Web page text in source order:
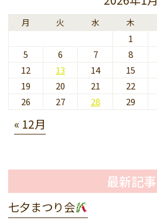
月 火 水 木
1
5
6 7 8
12
13 14 15
19
20 21 22
26
27 28 29
« 12月
最新記事
七夕まつり会